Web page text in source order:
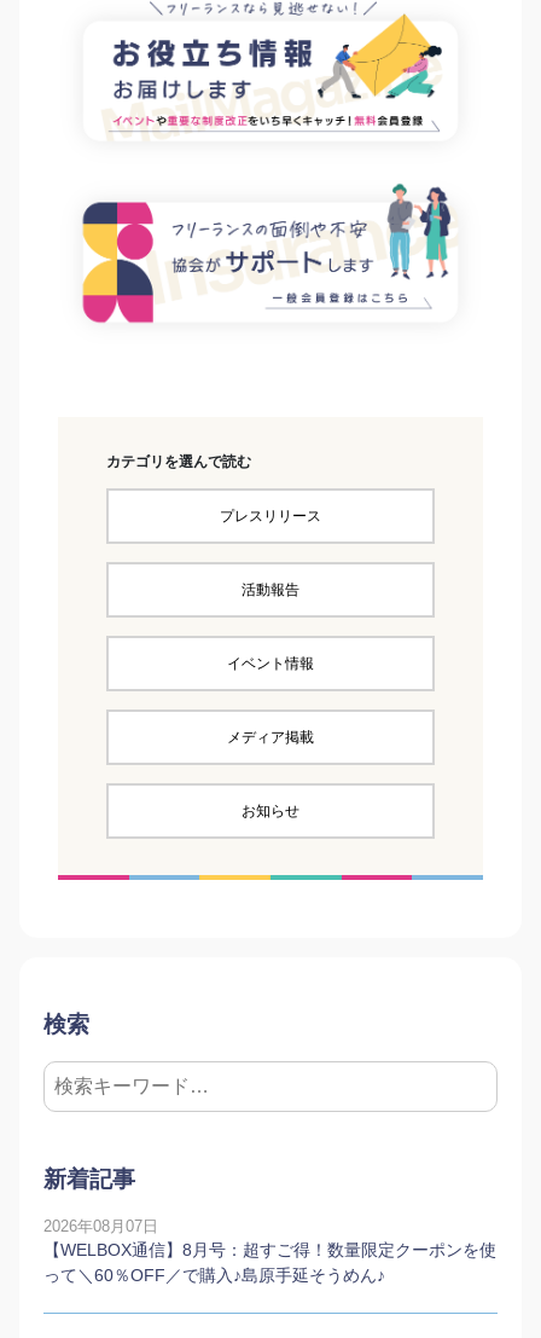
カテゴリを選んで読む
プレスリリース
活動報告
イベント情報
メディア掲載
お知らせ
検索
新着記事
2026年08月07日
【WELBOX通信】8月号：超すご得！数量限定クーポンを使
って＼60％OFF／で購入♪島原手延そうめん♪